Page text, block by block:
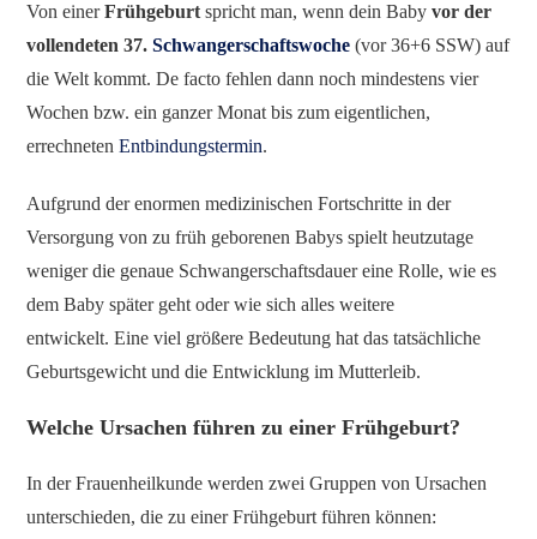
Von einerFrühgeburtspricht man, wenn dein Babyvor der
vollendeten 37.Schwangerschaftswoche (vor 36+6 SSW) auf
die Welt kommt. De facto fehlen dann noch mindestens vier
Wochen bzw. ein ganzer Monat bis zum eigentlichen,
errechnetenEntbindungstermin.
Aufgrund der enormen medizinischen Fortschritte in der
Versorgung von zu früh geborenen Babys spielt heutzutage
weniger die genaue Schwangerschaftsdauer eine Rolle, wie es
dem Baby später geht oder wie sich alles weitere
entwickelt. Eine viel größere Bedeutung hat das tatsächliche
Geburtsgewicht und die Entwicklung im Mutterleib.
Welche Ursachen führen zu einer Frühgeburt?
In der Frauenheilkunde werden zwei Gruppen von Ursachen
unterschieden, die zu einer Frühgeburt führen können: